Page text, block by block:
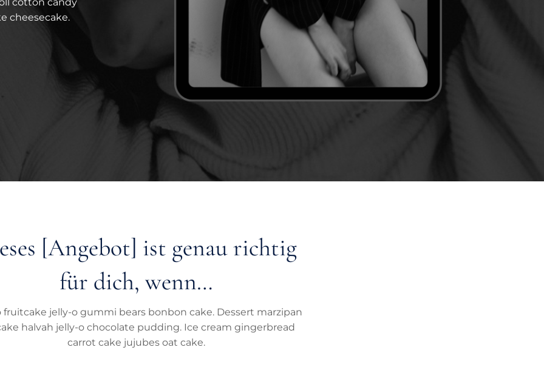
cotton candy
cheesecake.
[Angebot] ist genau richtig
für dich, wenn…
fruitcake jelly-o gummi bears bonbon cake. Dessert marzipan
halvah jelly-o chocolate pudding. Ice cream gingerbread
carrot cake jujubes oat cake.